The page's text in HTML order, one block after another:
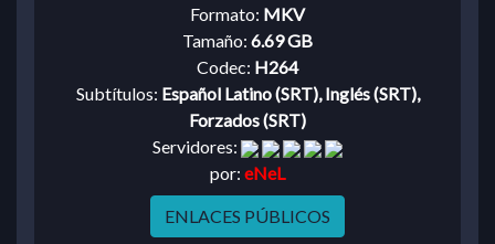
Formato: MKV
Tamaño: 6.69 GB
Codec: H264
Subtítulos: Español Latino (SRT), Inglés (SRT),
Forzados (SRT)
Servidores:
por: eNeL
ENLACES PÚBLICOS